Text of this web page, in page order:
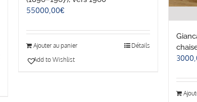
55000,00€
Ajouter au panier
Détails
Add to Wishlist